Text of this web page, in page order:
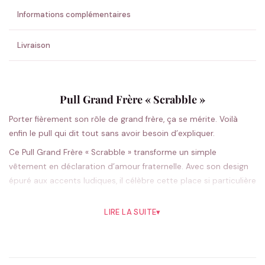
Informations complémentaires
Livraison
Pull Grand Frère « Scrabble »
Porter fièrement son rôle de grand frère, ça se mérite. Voilà
enfin le pull qui dit tout sans avoir besoin d’expliquer.
Ce Pull Grand Frère « Scrabble » transforme un simple
vêtement en déclaration d’amour fraternelle. Avec son design
épuré aux accents ludiques, il célèbre cette place si particulière
naturellement à tous les styles, tandis que le message subtil
LIRE LA SUITE▾